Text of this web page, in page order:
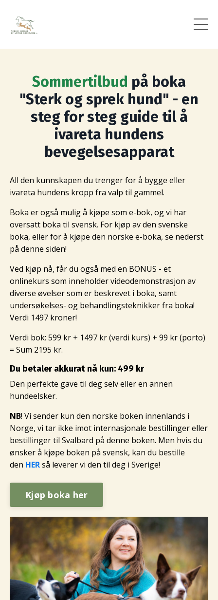
Sommertilbud på boka
"Sterk og sprek hund" - en
steg for steg guide til å
ivareta hundens
bevegelsesapparat
All den kunnskapen du trenger for å bygge eller
ivareta hundens kropp fra valp til gammel.
Boka er også mulig å kjøpe som e-bok, og vi har
oversatt boka til svensk. For kjøp av den svenske
boka, eller for å kjøpe den norske e-boka, se nederst
på denne siden!
Ved kjøp nå, får du også med en BONUS - et
onlinekurs som inneholder videodemonstrasjon av
diverse øvelser som er beskrevet i boka, samt
undersøkelses- og behandlingsteknikker fra boka!
Verdi 1497 kroner!
Verdi bok: 599 kr + 1497 kr (verdi kurs) + 99 kr (porto)
= Sum 2195 kr.
Du betaler akkurat nå kun: 499 kr
Den perfekte gave til deg selv eller en annen
hundeelsker.
NB! Vi sender kun den norske boken innenlands i
Norge, vi tar ikke imot internasjonale bestillinger eller
bestillinger til Svalbard på denne boken. Men hvis du
ønsker å kjøpe boken på svensk, kan du bestille
den HERså leverer vi den til deg i Sverige!
Kjøp boka her